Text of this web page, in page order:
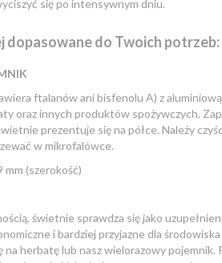
się po intensywnym dniu.
dopasowane do Twoich potrzeb:
ftalanów ani bisfenolu A) z
oraz innych produktów spożywczych.
prezentuje się na półce. Należy
w mikrofalówce.
mm (szerokość)
świetnie sprawdza się jako
i bardziej przyjazne dla
na herbatę lub nasz wielorazowy pojemnik.